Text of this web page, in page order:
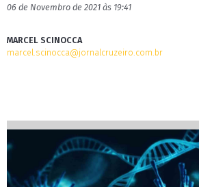
06 de Novembro de 2021 às 19:41
MARCEL SCINOCCA
marcel.scinocca@jornalcruzeiro.com.br